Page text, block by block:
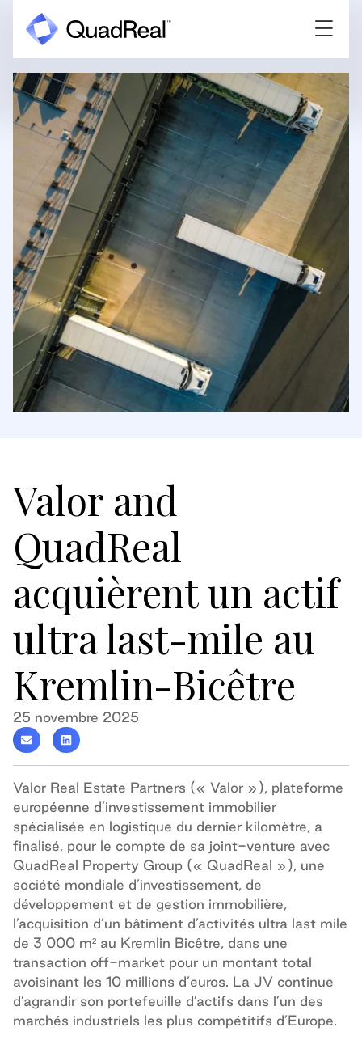
Valor and
QuadReal
acquièrent un actif
ultra last-mile au
Kremlin-Bicêtre
25 novembre 2025
Valor Real Estate Partners (« Valor »), plateforme
européenne d’investissement immobilier
spécialisée en logistique du dernier kilomètre, a
finalisé, pour le compte de sa joint-venture avec
QuadReal Property Group (« QuadReal »), une
société mondiale d’investissement, de
développement et de gestion immobilière,
l’acquisition d’un bâtiment d’activités ultra last mile
de 3 000 m² au Kremlin Bicêtre, dans une
transaction off-market pour un montant total
avoisinant les 10 millions d’euros. La JV continue
d’agrandir son portefeuille d’actifs dans l’un des
marchés industriels les plus compétitifs d’Europe.